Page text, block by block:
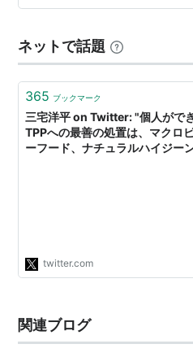
た。 奥の方からは、ふわっと
こらえて――それは次回のお
ているそうですが、 私が訪…
ネットで話題
365 ブックマーク
三宅洋平 on Twitter: "個人がで
TPPへの最善の処置は、マクロ
ーフード、ナチュラルハイジー
twitter.com
関連ブログ